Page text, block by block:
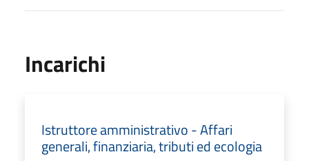
Incarichi
Istruttore amministrativo - Affari
generali, finanziaria, tributi ed ecologia